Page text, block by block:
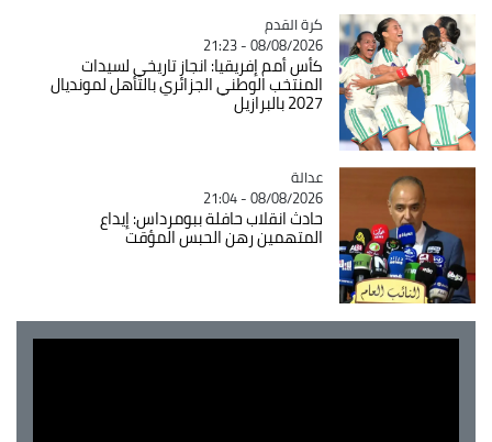
Catégorie
كرة القدم
08/08/2026 - 21:23
كأس أمم إفريقيا: انجاز تاريخي لسيدات
المنتخب الوطني الجزائري بالتأهل لمونديال
2027 بالبرازيل
Catégorie
عدالة
08/08/2026 - 21:04
حادث انقلاب حافلة ببومرداس: إيداع
المتهمين رهن الحبس المؤقت